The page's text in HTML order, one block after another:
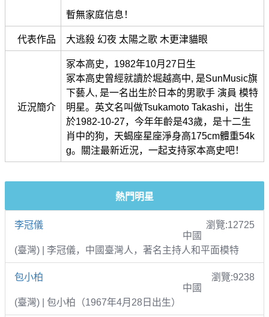
暫無家庭信息！
代表作品 大逃殺 幻夜 太陽之歌 木更津貓眼
近況簡介
冢本高史，1982年10月27日生
冢本高史曾經就讀於堀越高中, 是SunMusic旗
下藝人, 是一名出生於日本的男歌手 演員 模特
明星。英文名叫做Tsukamoto Takashi，出生
於1982-10-27，今年年齡是43歲，是十二生
肖中的狗，天蝎座星座淨身高175cm體重54k
g。關注最新近況，一起支持冢本高史吧！
熱門明星
李冠儀
瀏覽:12725
中國
(臺灣) | 李冠儀，中國臺灣人，著名主持人和平面模特
包小柏
瀏覽:9238
中國
(臺灣) | 包小柏（1967年4月28日出生）